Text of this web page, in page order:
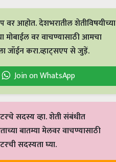
वर आहोत. देशभरातील शेतीविषयीच्या
मोबाईल वर वाचण्यासाठी आमचा
जॉईन करा.व्हाट्सएप से जुड़ें.
Join on WhatsApp
सदस्य व्हा. शेती संबंधीत
बातम्या मेलवर वाचण्यासाठी
सदस्यता घ्या.